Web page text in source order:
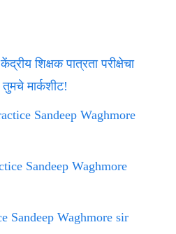
शिक्षक पात्रता परीक्षेचा
मार्कशीट!
Sandeep Waghmore
Sandeep Waghmore
Sandeep Waghmore sir